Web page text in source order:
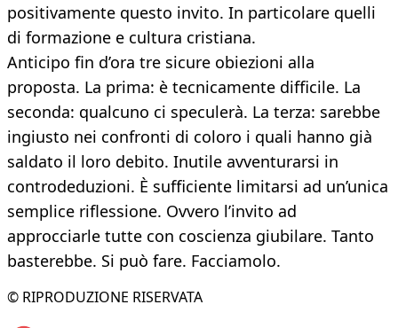
positivamente questo invito. In particolare quelli
di formazione e cultura cristiana.
Anticipo fin d’ora tre sicure obiezioni alla
proposta. La prima: è tecnicamente difficile. La
seconda: qualcuno ci speculerà. La terza: sarebbe
ingiusto nei confronti di coloro i quali hanno già
saldato il loro debito. Inutile avventurarsi in
controdeduzioni. È sufficiente limitarsi ad un’unica
semplice riflessione. Ovvero l’invito ad
approcciarle tutte con coscienza giubilare. Tanto
basterebbe. Si può fare. Facciamolo.
© RIPRODUZIONE RISERVATA